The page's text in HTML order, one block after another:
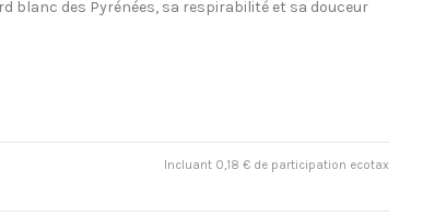
blanc des Pyrénées, sa respirabilité et sa douceur
Incluant 0,18 € de participation ecotax